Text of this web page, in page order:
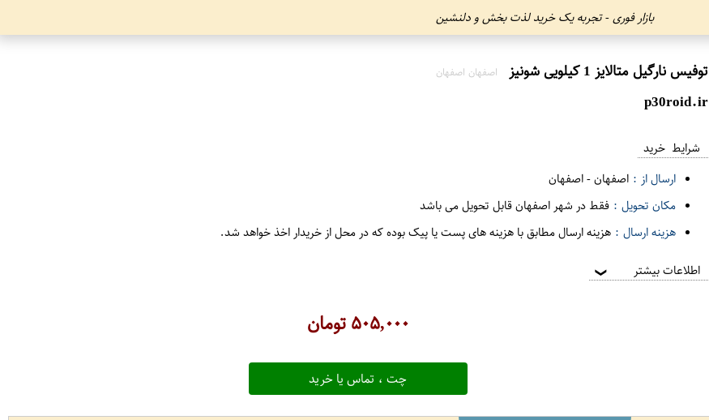
بازار فوری - تجربه یک خرید لذت بخش و دلنشین
توفیس نارگیل متالایز 1 کیلویی شونیز اصفهان اصفهان
p30roid.ir
شرایط خرید
ارسال از : اصفهان-اصفهان
مکان تحویل : فقط در شهر اصفهان قابل تحویل می باشد
هزینه ارسال : هزینه ارسال مطابق با هزینه های پست یا پیک بوده که در محل از خریدار اخذ خواهد شد.
اطلاعات بیشتر ❯
۵۰۵,۰۰۰تومان
چت ، تماس یا خرید